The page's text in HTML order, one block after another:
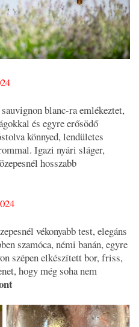
blanc-ra emlékeztet,
és egyre erősödő
könnyed, lendületes
Igazi nyári sláger,
hosszabb
vékonyabb test, elegáns
szamóca, némi banán, egyre
szépen elkészített bor, friss,
hogy még soha nem